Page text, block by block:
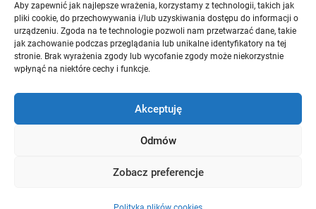
Aby zapewnić jak najlepsze wrażenia, korzystamy z technologii, takich jak
pliki cookie, do przechowywania i/lub uzyskiwania dostępu do informacji o
urządzeniu. Zgoda na te technologie pozwoli nam przetwarzać dane, takie
jak zachowanie podczas przeglądania lub unikalne identyfikatory na tej
stronie. Brak wyrażenia zgody lub wycofanie zgody może niekorzystnie
wpłynąć na niektóre cechy i funkcje.
Akceptuję
Odmów
Zobacz preferencje
O nas